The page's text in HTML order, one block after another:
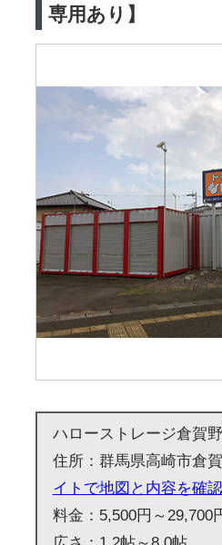
専用あり】
ハローストレージ倉賀野
住所：群馬県高崎市倉
イトで地図と内容を確
料金：5,500円～29,700